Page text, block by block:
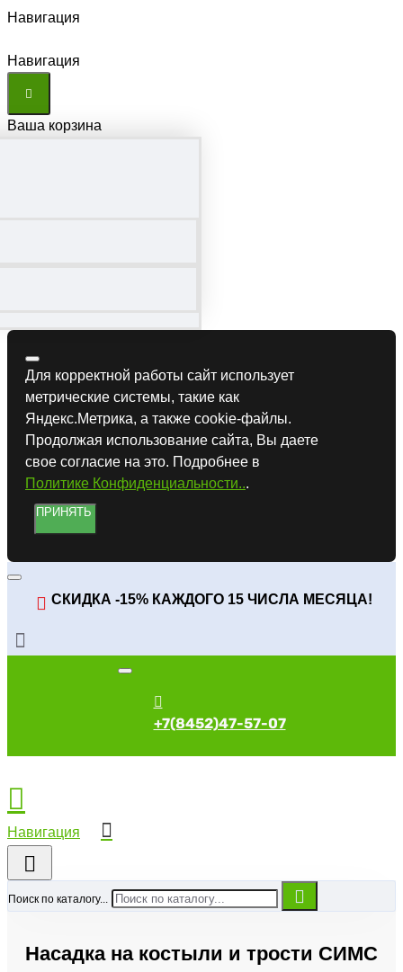
Навигация
Навигация
Ваша корзина
Для корректной работы сайт использует
метрические системы, такие как
Яндекс.Метрика, а также cookie-файлы.
Продолжая использование сайта, Вы даете
свое согласие на это. Подробнее в
Политике Конфиденциальности...
ПРИНЯТЬ
СКИДКА -15% КАЖДОГО 15 ЧИСЛА МЕСЯЦА!
+7(8452)47-57-07
Поиск по каталогу...
Насадка на костыли и трости СИМС